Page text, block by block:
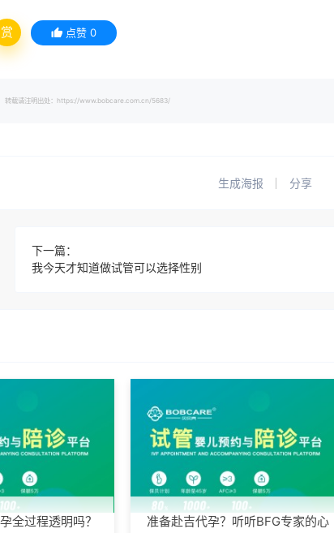
赏 点赞 0
。 转载请注明出处：https://www.bobcare.com.cn/5683/
生成海报 分享
下一篇：
我今天才知道做试管可以选择性别
全过程透明吗？
准备赴吉代孕？听听BFG专家的心